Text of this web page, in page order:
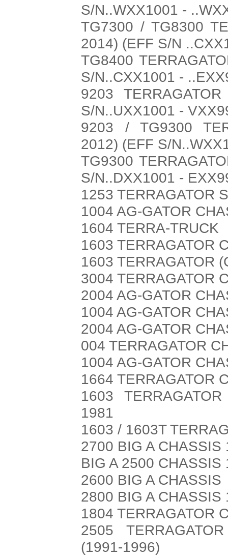
S/N..WXX1001 -
TG7300 / TG8300
2014) (EFF S/N
TG8400
S/N..CXX1001 -
9203
S/N..UXX1001 -
9203 / TG9300
2012) (EFF S/
TG9300
S/N..DXX1001 -
1253 TERRAGATOR
1004 AG-GATOR
1604 TERRA-TRUCK
1603 TERRAGATOR
1603 TERRAGATOR
3004 TERRAGATOR
2004 AG-GATOR
1004 AG-GATOR
2004 AG-GATOR
004 TERRAGATOR
1004 AG-GATOR
1664 TERRAGATOR
1603
1981
1603 / 1603T
2700 BIG A CHASSIS
BIG A 2500 CHASSIS
2600 BIG A CHASSIS
2800 BIG A CHASSIS
1804 TERRAGATOR
2505
(1991-1996)